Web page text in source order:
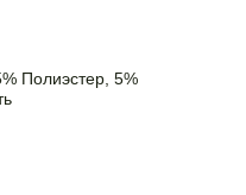
Полиэстер, 5%